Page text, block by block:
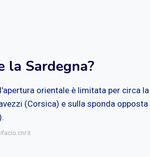
la Sardegna?
orientale è limitata per circa la
(Corsica) e sulla sponda opposta